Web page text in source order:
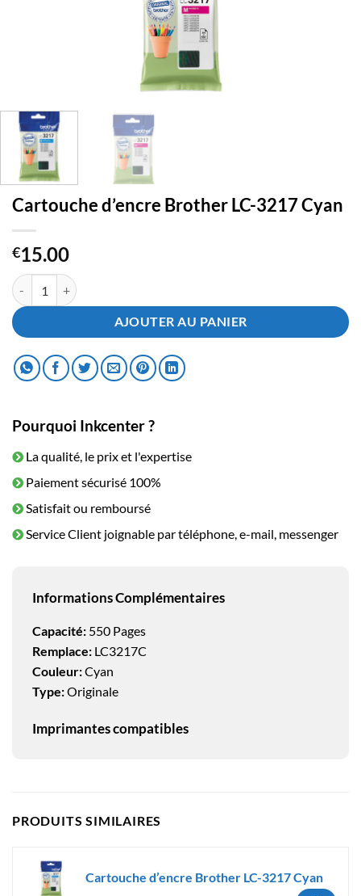
Cartouche d’encre Brother LC-3217 Cyan
€15.00
quantité de Cartouche d'encre Brother LC-3217 Cyan
AJOUTER AU PANIER
Pourquoi Inkcenter ?
La qualité, le prix et l'expertise
Paiement sécurisé 100%
Satisfait ou remboursé
Service Client joignable par téléphone, e-mail, messenger
Informations Complémentaires
Capacité: 550 Pages
Remplace: LC3217C
Couleur:Cyan
Type:Originale
Imprimantes compatibles
PRODUITS SIMILAIRES
Cartouche d’encre Brother LC-3217 Cyan